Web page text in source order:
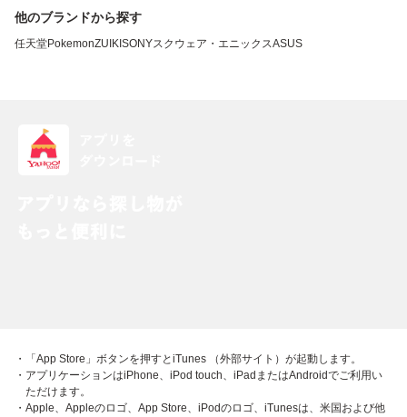
他のブランドから探す
任天堂PokemonZUIKI SONYスクウェア・エニックスASUS
・「App Store」ボタンを押すとiTunes （外部サイト）が起動します。
・アプリケーションはiPhone、iPod touch、iPadまたはAndroidでご利用い
ただけます。
・Apple、Appleのロゴ、App Store、iPodのロゴ、iTunesは、米国および他